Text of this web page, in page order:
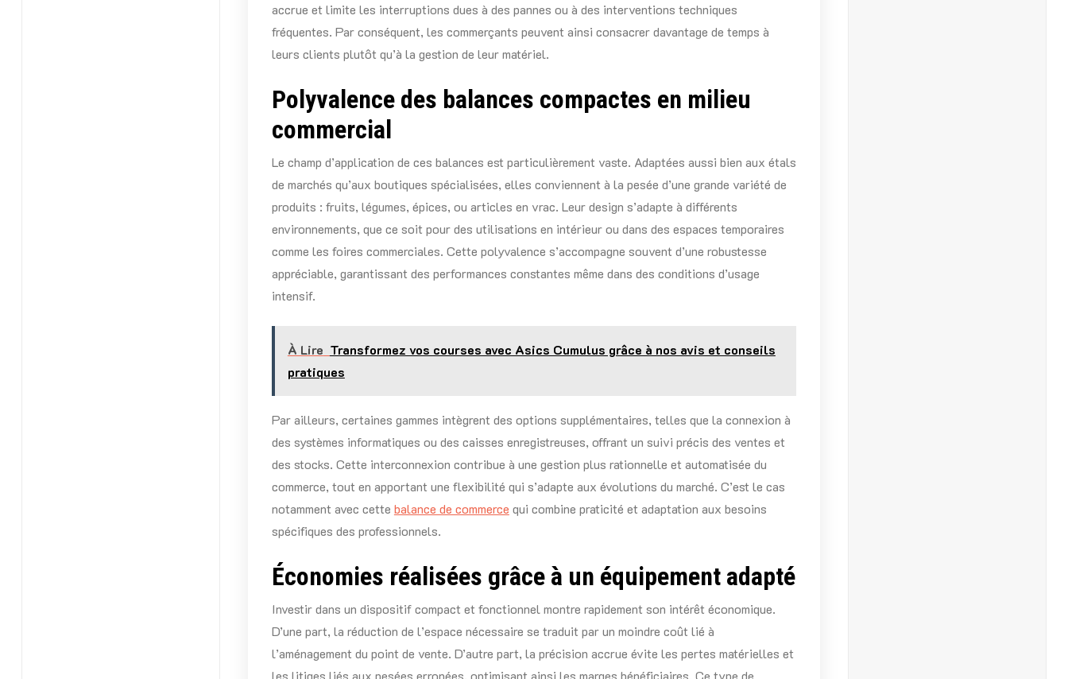
accrue et limite les interruptions dues à des pannes ou à des interventions techniques
fréquentes. Par conséquent, les commerçants peuvent ainsi consacrer davantage de temps à
leurs clients plutôt qu’à la gestion de leur matériel.
Polyvalence des balances compactes en milieu
commercial
Le champ d’application de ces balances est particulièrement vaste. Adaptées aussi bien aux étals
de marchés qu’aux boutiques spécialisées, elles conviennent à la pesée d’une grande variété de
produits : fruits, légumes, épices, ou articles en vrac. Leur design s’adapte à différents
environnements, que ce soit pour des utilisations en intérieur ou dans des espaces temporaires
comme les foires commerciales. Cette polyvalence s’accompagne souvent d’une robustesse
appréciable, garantissant des performances constantes même dans des conditions d’usage
intensif.
À Lire Transformez vos courses avec Asics Cumulus grâce à nos avis et conseils
pratiques
Par ailleurs, certaines gammes intègrent des options supplémentaires, telles que la connexion à
des systèmes informatiques ou des caisses enregistreuses, offrant un suivi précis des ventes et
des stocks. Cette interconnexion contribue à une gestion plus rationnelle et automatisée du
commerce, tout en apportant une flexibilité qui s’adapte aux évolutions du marché. C’est le cas
notamment avec cette balance de commerce qui combine praticité et adaptation aux besoins
spécifiques des professionnels.
Économies réalisées grâce à un équipement adapté
Investir dans un dispositif compact et fonctionnel montre rapidement son intérêt économique.
D’une part, la réduction de l’espace nécessaire se traduit par un moindre coût lié à
l’aménagement du point de vente. D’autre part, la précision accrue évite les pertes matérielles et
les litiges liés aux pesées erronées, optimisant ainsi les marges bénéficiaires. Ce type de